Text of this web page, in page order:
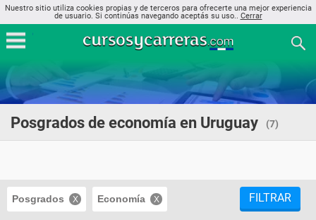
Nuestro sitio utiliza cookies propias y de terceros para ofrecerte una mejor experiencia
de usuario. Si continúas navegando aceptás su uso.. Cerrar
Posgrados de economía en Uruguay (7)
Posgrados Economía FILTRAR